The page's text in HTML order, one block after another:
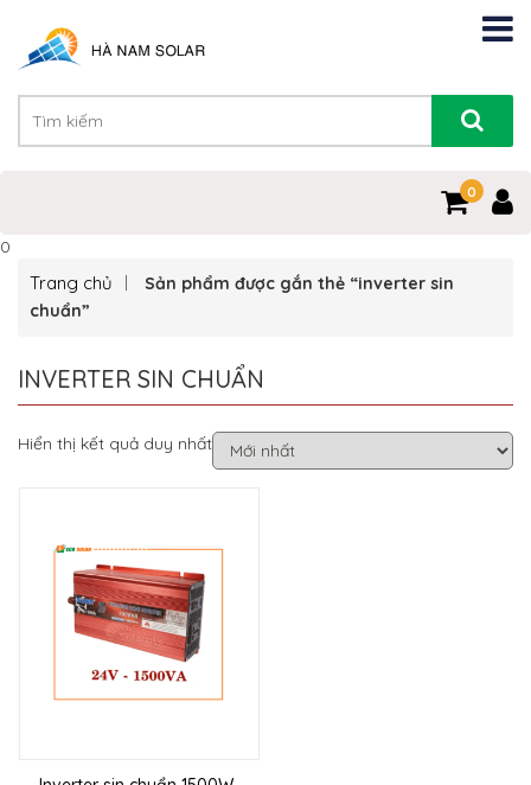
0
0
Trang chủ
Sản phẩm được gắn thẻ “inverter sin
chuẩn”
INVERTER SIN CHUẨN
Hiển thị kết quả duy nhất